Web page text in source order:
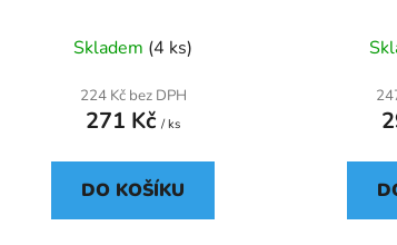
Skladem (4 ks)
224 Kč bez DPH
271 Kč/ ks
DO KOŠÍKU